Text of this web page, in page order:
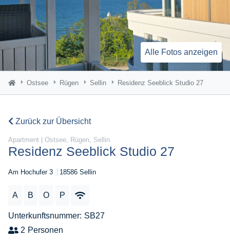
Alle Fotos anzeigen
Ostsee Rügen Sellin Residenz Seeblick Studio 27
Zurück zur Übersicht
Apartment | Ostsee, Rügen, Sellin
Residenz Seeblick Studio 27
Am Hochufer 3 18586 Sellin
A B O P
Unterkunftsnummer SB27
Personen
2